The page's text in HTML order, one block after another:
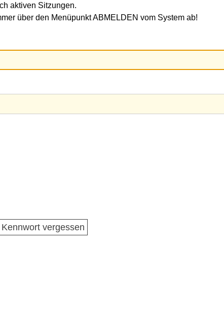
aktiven Sitzungen.
über den Menüpunkt ABMELDEN vom System ab!
vergessen